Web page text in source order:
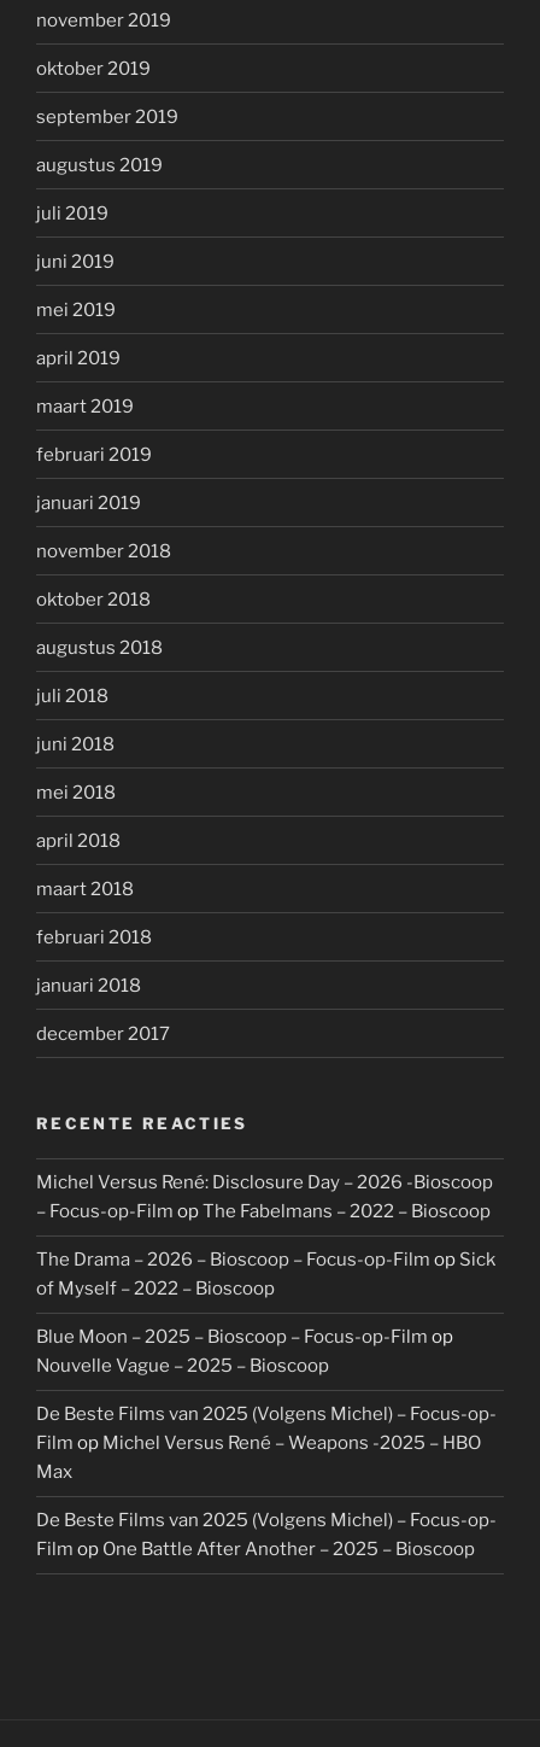
november 2019
oktober 2019
september 2019
augustus 2019
juli 2019
juni 2019
mei 2019
april 2019
maart 2019
februari 2019
januari 2019
november 2018
oktober 2018
augustus 2018
juli 2018
juni 2018
mei 2018
april 2018
maart 2018
februari 2018
januari 2018
december 2017
RECENTE REACTIES
Michel Versus René: Disclosure Day – 2026 -Bioscoop
– Focus-op-Film opThe Fabelmans – 2022 – Bioscoop
The Drama – 2026 – Bioscoop – Focus-op-Film op Sick
of Myself – 2022 – Bioscoop
Blue Moon – 2025 – Bioscoop – Focus-op-Film op
Nouvelle Vague – 2025 – Bioscoop
De Beste Films van 2025 (Volgens Michel) – Focus-op-
Film op Michel Versus René – Weapons -2025 – HBO
Max
De Beste Films van 2025 (Volgens Michel) – Focus-op-
Film op One Battle After Another – 2025 – Bioscoop